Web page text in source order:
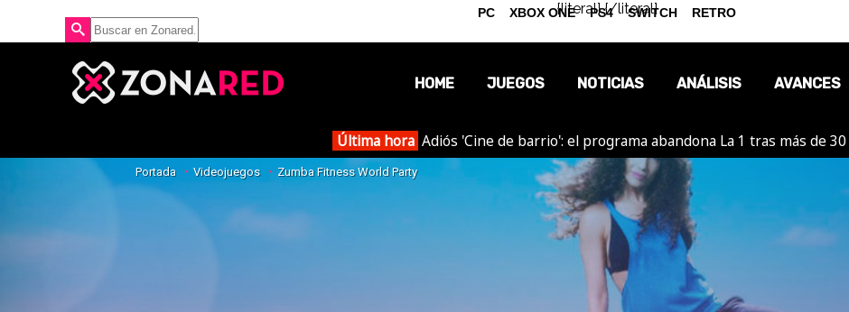
{literal}{/literal}
HOME JUEGOS NOTICIAS
OPINIÓN
REPORTAJES
ANÁLISIS AVANCES
Última hora Adiós 'Cine de barrio': el programa abandona La 1 tras más de
Portada Videojuegos Zumba Fitness World Party
PC XBOX ONE PS4 SWITCH RETRO